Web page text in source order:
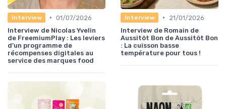
Interview • 01/07/2026
Interview de Nicolas Yvelin
de FreemiumPlay : Les leviers
d’un programme de
récompenses digitales au
service des marques food
Interview •
21/01/2026
Interview de Romain de
Aussitôt Bon de Aussitôt Bon
: La cuisson basse
température pour tous !